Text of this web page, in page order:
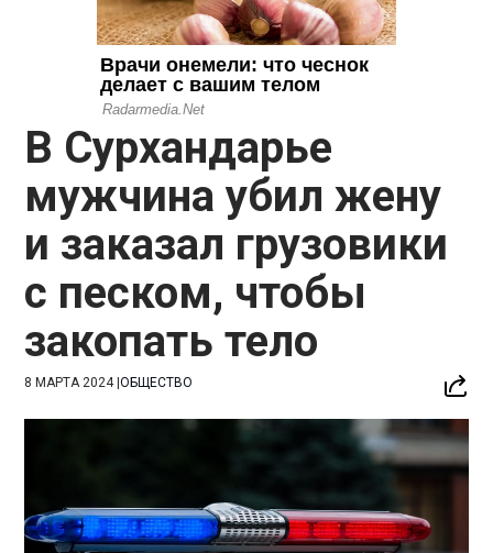
В Сурхандарье
мужчина убил жену
и заказал грузовики
с песком, чтобы
закопать тело
8 МАРТА 2024|ОБЩЕСТВО